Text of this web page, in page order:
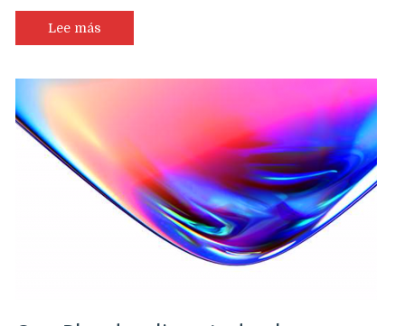
Lee más